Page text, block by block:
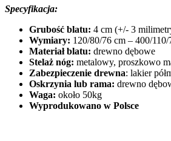
Specyfikacja:
Grubość blatu: 4 cm (+/- 3
Wymiary: 120/80/76 cm – 400/110/
Materiał blatu: drewno dębowe
Stelaż nóg: metalowy, proszkowo
Zabezpieczenie drewna: lakier
Oskrzynia lub rama: drewno
Waga: około 50kg
Wyprodukowano w Polsce